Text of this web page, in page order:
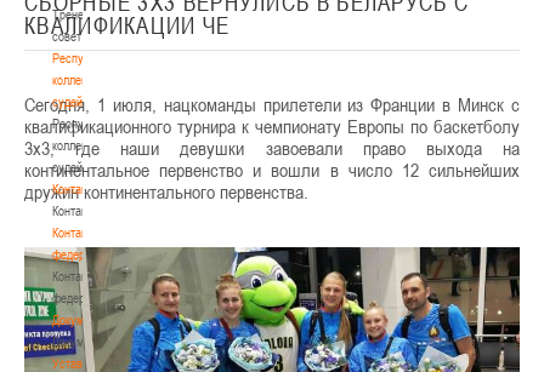
Тренерский
совет
Республиканская
коллегия
судей
Республиканская
коллегия
судей
Контакты
Контакты
Контакты
федерации
Контакты
федерации
Документы
Документы
Устав
КВАЛИФИКАЦИИ ЧЕ
Сегодня, 1 июля, нацкоманды прилетели из Франции в Минск с
квалификационного турнира к чемпионату Европы по баскетболу
3х3, где наши девушки завоевали право выхода на
континентальное первенство и вошли в число 12 сильнейших
дружин континентального первенства.